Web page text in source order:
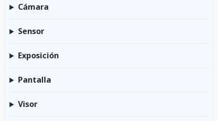
Cámara
Sensor
Exposición
Pantalla
Visor